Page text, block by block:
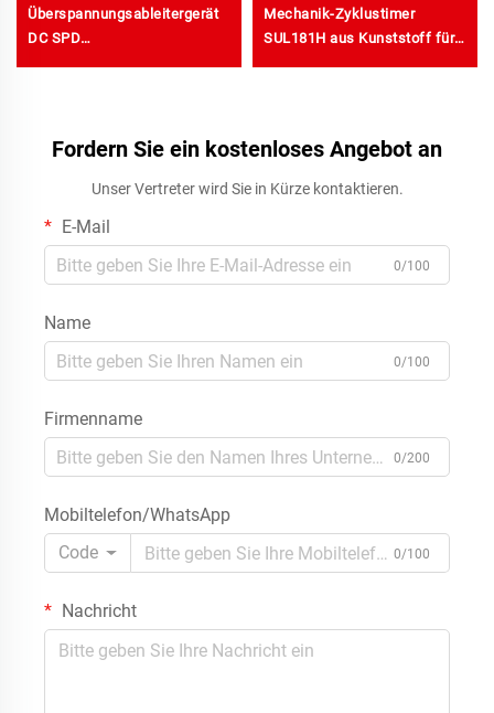
Überspannungsableitergerät
DC SPD
Mechanik-Zyklustimer
SUL181H aus Kunststoff für
Fordern Sie ein kostenloses Angebot an
Unser Vertreter wird Sie in Kürze kontaktieren.
E-Mail
0/100
Name
0/100
Firmenname
0/200
Mobiltelefon/WhatsApp
Code
0/100
Nachricht